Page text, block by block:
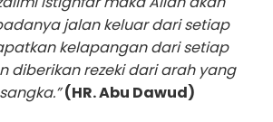
jalan keluar dari setiap
kelapangan dari setiap
diberikan rezeki dari arah yang
(HR. Abu Dawud)